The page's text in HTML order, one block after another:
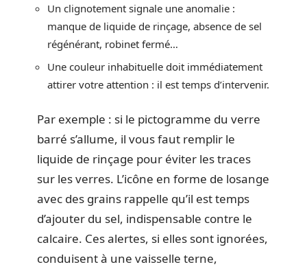
Un clignotement signale une anomalie :
manque de liquide de rinçage, absence de sel
régénérant, robinet fermé…
Une couleur inhabituelle doit immédiatement
attirer votre attention : il est temps d’intervenir.
Par exemple : si le pictogramme du verre
barré s’allume, il vous faut remplir le
liquide de rinçage pour éviter les traces
sur les verres. L’icône en forme de losange
avec des grains rappelle qu’il est temps
d’ajouter du sel, indispensable contre le
calcaire. Ces alertes, si elles sont ignorées,
conduisent à une vaisselle terne,